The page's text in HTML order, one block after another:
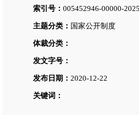
索引号： 005452946-00000-
主题分类： 国家公开制度
体裁分类：
发文字号：
发布日期： 2020-12-22
关键词：